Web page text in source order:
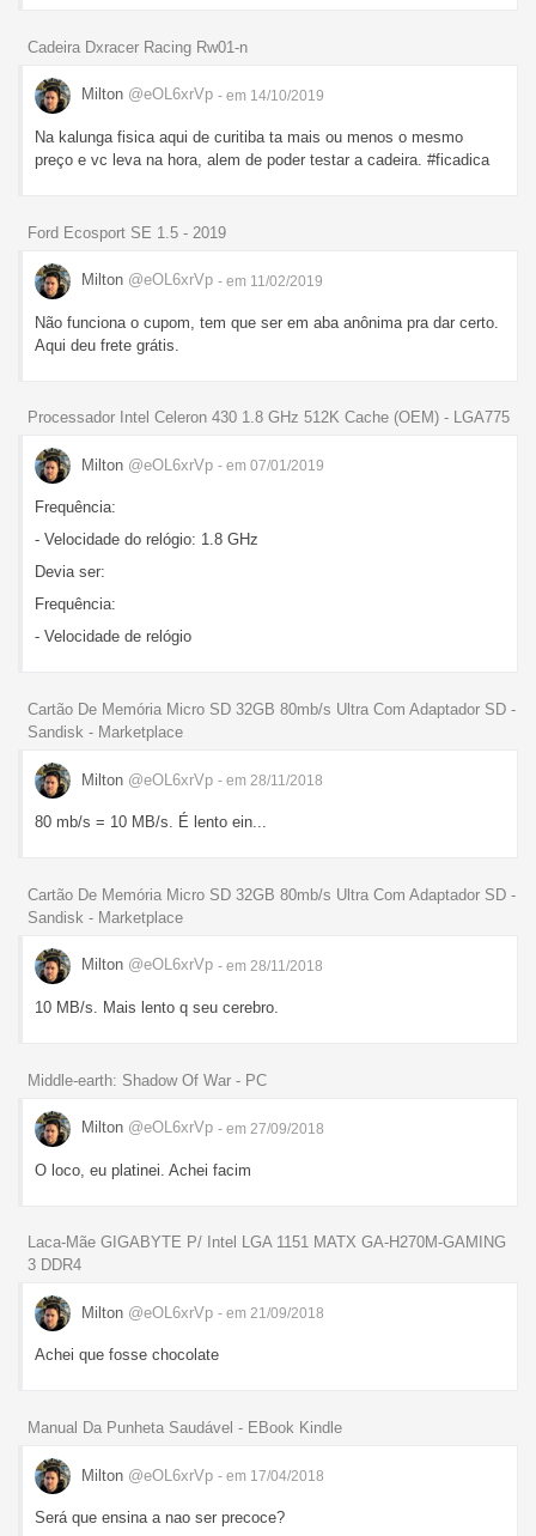
Cadeira Dxracer Racing Rw01-n
Milton @eOL6xrVp - em 14/10/2019
Na kalunga fisica aqui de curitiba ta mais ou menos o mesmo
preço e vc leva na hora, alem de poder testar a cadeira. #ficadica
Ford Ecosport SE 1.5 - 2019
Milton @eOL6xrVp - em 11/02/2019
Não funciona o cupom, tem que ser em aba anônima pra dar certo.
Aqui deu frete grátis.
Processador Intel Celeron 430 1.8 GHz 512K Cache (OEM) - LGA775
Milton @eOL6xrVp - em 07/01/2019
Frequência:
- Velocidade do relógio: 1.8 GHz
Devia ser:
Frequência:
- Velocidade de relógio
Cartão De Memória Micro SD 32GB 80mb/s Ultra Com Adaptador SD -
Sandisk - Marketplace
Milton @eOL6xrVp - em 28/11/2018
80 mb/s = 10 MB/s. É lento ein...
Cartão De Memória Micro SD 32GB 80mb/s Ultra Com Adaptador SD -
Sandisk - Marketplace
Milton @eOL6xrVp - em 28/11/2018
10 MB/s. Mais lento q seu cerebro.
Middle-earth: Shadow Of War - PC
Milton @eOL6xrVp - em 27/09/2018
O loco, eu platinei. Achei facim
Laca-Mãe GIGABYTE P/ Intel LGA 1151 MATX GA-H270M-GAMING
3 DDR4
Milton @eOL6xrVp - em 21/09/2018
Achei que fosse chocolate
Manual Da Punheta Saudável - EBook Kindle
Milton @eOL6xrVp - em 17/04/2018
Será que ensina a nao ser precoce?